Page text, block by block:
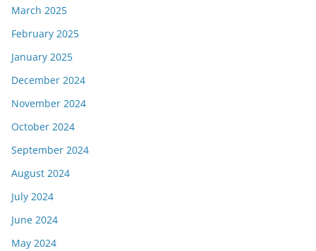
March 2025
February 2025
January 2025
December 2024
November 2024
October 2024
September 2024
August 2024
July 2024
June 2024
May 2024